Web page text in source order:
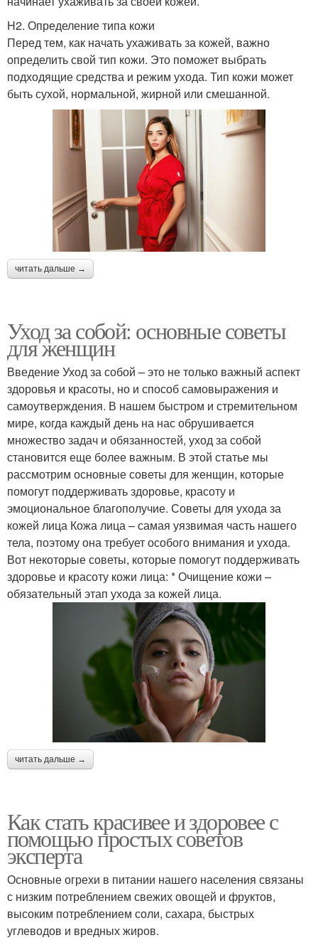
H2. Определение типа кожи
Перед тем, как начать ухаживать за кожей, важно
определить свой тип кожи. Это поможет выбрать
подходящие средства и режим ухода. Тип кожи может
быть сухой, нормальной, жирной или смешанной.
читать дальше →
Уход за собой: основные советы
для женщин
Введение Уход за собой – это не только важный аспект
здоровья и красоты, но и способ самовыражения и
самоутверждения. В нашем быстром и стремительном
мире, когда каждый день на нас обрушивается
множество задач и обязанностей, уход за собой
становится еще более важным. В этой статье мы
рассмотрим основные советы для женщин, которые
помогут поддерживать здоровье, красоту и
эмоциональное благополучие. Советы для ухода за
кожей лица Кожа лица – самая уязвимая часть нашего
тела, поэтому она требует особого внимания и ухода.
Вот некоторые советы, которые помогут поддерживать
здоровье и красоту кожи лица: * Очищение кожи –
обязательный этап ухода за кожей лица.
читать дальше →
Как стать красивее и здоровее с
помощью простых советов
эксперта
Основные огрехи в питании нашего населения связаны
с низким потреблением свежих овощей и фруктов,
высоким потреблением соли, сахара, быстрых
углеводов и вредных жиров.